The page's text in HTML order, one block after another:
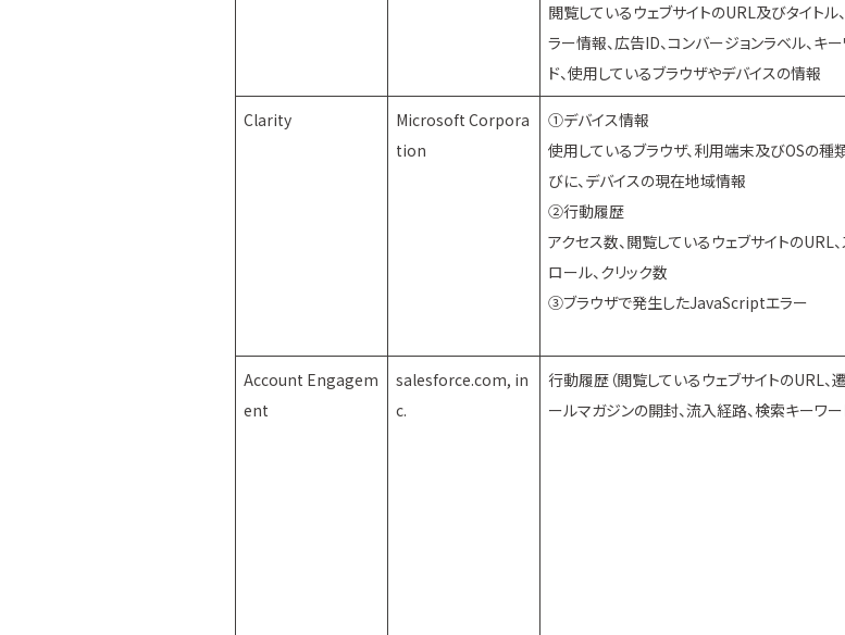
閲覧しているウェブサイトのURL及びタイトル
ラー情報、広告ID、コンバージョンラベル、キ
ド、使用しているブラウザやデバイスの情報
Clarity
Microsoft Corpora
tion
①デバイス情報
使用しているブラウザ、利用端末及びOSの種
びに、デバイスの現在地域情報
②行動履歴
アクセス数、閲覧しているウェブサイトのURL
ロール、クリック数
③ブラウザで発生したJavaScriptエラー
Account Engagem
ent
salesforce.com, in
c.
行動履歴（閲覧しているウェブサイトのURL、
ールマガジンの開封、流入経路、検索キーワー